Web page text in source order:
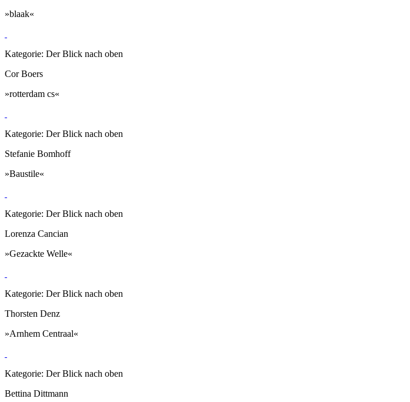
»blaak«
Kategorie: Der Blick nach oben
Cor Boers
»rotterdam cs«
Kategorie: Der Blick nach oben
Stefanie Bomhoff
»Baustile«
Kategorie: Der Blick nach oben
Lorenza Cancian
»Gezackte Welle«
Kategorie: Der Blick nach oben
Thorsten Denz
»Arnhem Centraal«
Kategorie: Der Blick nach oben
Bettina Dittmann